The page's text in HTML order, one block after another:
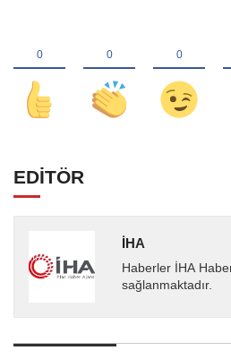
EDİTÖR
İHA
Haberler İHA
sağlanmaktadır.